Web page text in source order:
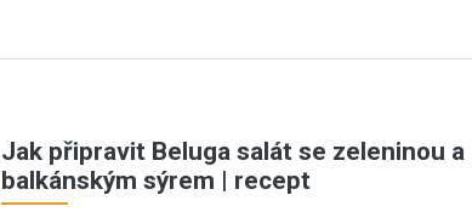
Jak připravit Beluga salát se zeleninou a
balkánským sýrem | recept